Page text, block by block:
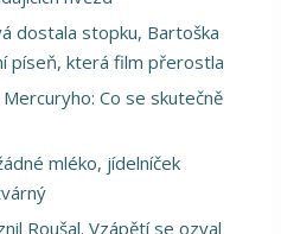
dostala stopku, Bartoška
píseň, která film přerostla
Co se skutečně
mléko, jídelníček
Roušal. Vzápětí se ozval